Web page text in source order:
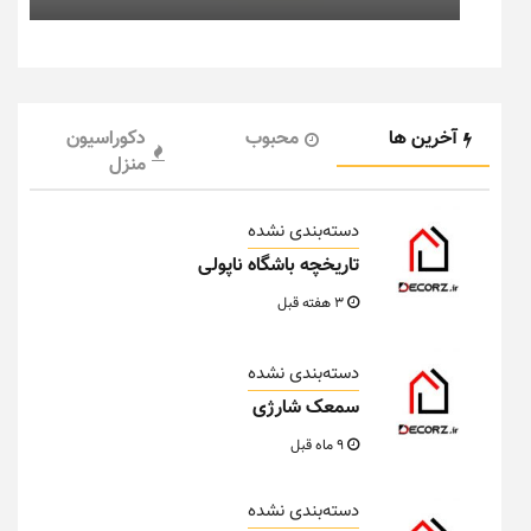
آخرین ها محبوب
دکوراسیون
منزل
دسته‌بندی نشده
تاریخچه باشگاه ناپولی
دسته‌بندی نشده
سمعک شارژی
دسته‌بندی نشده